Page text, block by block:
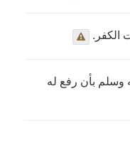
الكفر.
وسلم بأن رفع له